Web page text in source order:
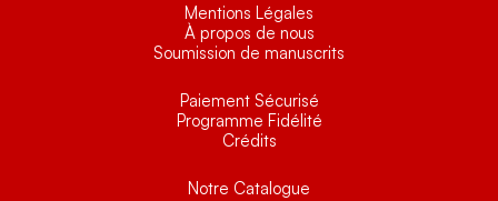
Mentions Légales
À propos de nous
Soumission de manuscrits
Paiement Sécurisé
Programme Fidélité
Crédits
Notre Catalogue